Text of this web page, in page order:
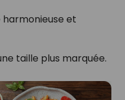
et
taille plus marquée.